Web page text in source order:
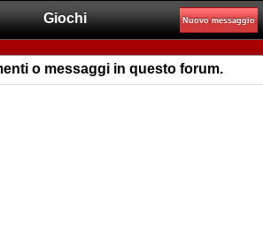
Giochi Nuovo messaggio
o messaggi in questo forum.